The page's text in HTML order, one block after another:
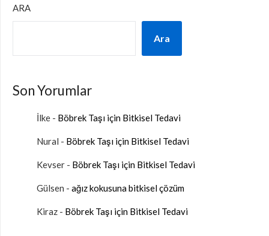
ARA
Ara
Son Yorumlar
İlke - Böbrek Taşı için Bitkisel Tedavi
Nural - Böbrek Taşı için Bitkisel Tedavi
Kevser - Böbrek Taşı için Bitkisel Tedavi
Gülsen - ağız kokusuna bitkisel çözüm
Kiraz - Böbrek Taşı için Bitkisel Tedavi